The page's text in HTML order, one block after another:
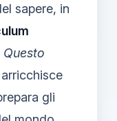
sapere, in
Questo
gli